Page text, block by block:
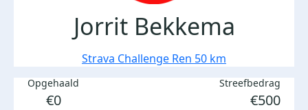
Jorrit Bekkema
Strava Challenge Ren 50 km
Opgehaald
€0
Streefbedrag
€500